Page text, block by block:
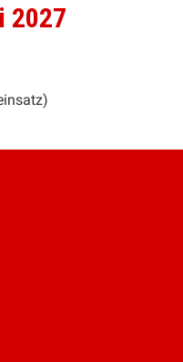
2027